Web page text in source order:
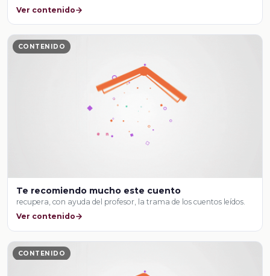
Ver contenido
CONTENIDO
Te recomiendo mucho este cuento
recupera, con ayuda del profesor, la trama de los cuentos leídos.
Ver contenido
CONTENIDO